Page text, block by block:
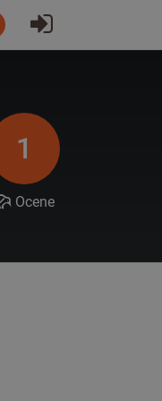
Prijavi se
1
Ocene